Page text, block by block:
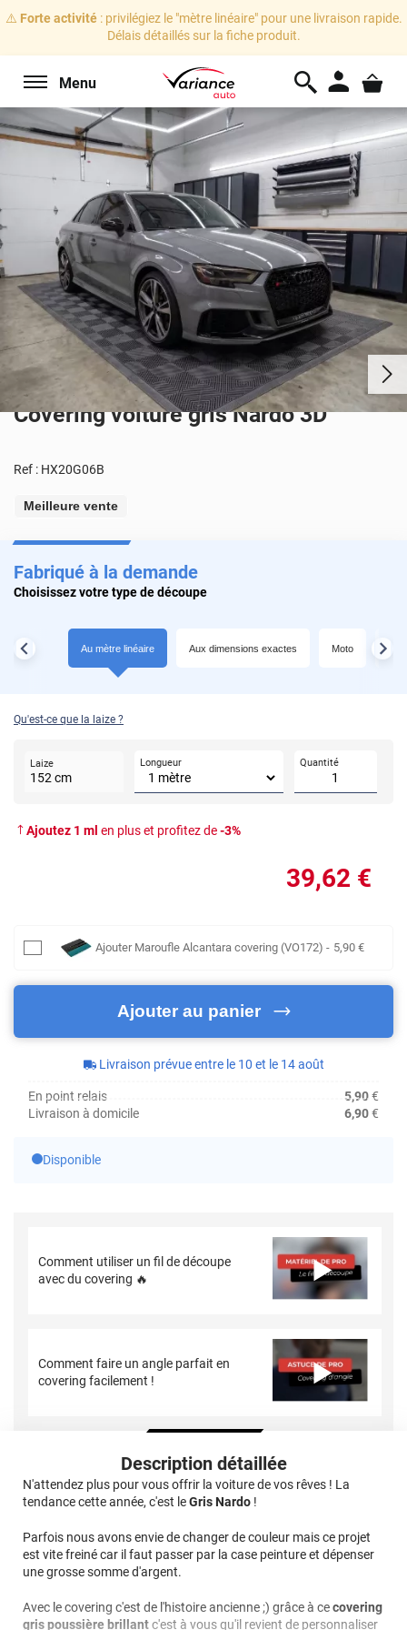
⚠️ Forte activité: privilégiez le "mètre linéaire" pour une livraison rapide.
Délais détaillés sur la fiche produit.
Menu
Covering voiture gris Nardo 3D
Ref : HX20G06B
Meilleure vente
Fabriqué à la demande
Choisissez votre type de découpe
Au mètre linéaire Aux dimensions exactes Moto
Qu'est-ce que la laize ?
Laize
152cm
Longueur Quantité
Ajoutez 1 ml en plus et profitez de-3%
39,62 €
Ajouter Maroufle Alcantara covering (VO172) - 5,90 €
Ajouter au panier
Livraison prévue entre le 10 et le 14 août
En point relais 5,90€
Livraison à domicile
6,90€
Disponible
Comment utiliser un fil de découpe
avec du covering 🔥
Comment faire un angle parfait en
covering facilement !
Description détaillée
N'attendez plus pour vous offrir la voiture de vos rêves ! La
tendance cette année, c'est leGris Nardo !
Parfois nous avons envie de changer de couleur mais ce projet
est vite freiné car il faut passer par la case peinture et dépenser
une grosse somme d'argent.
Avec le covering c'est de l'histoire ancienne ;) grâce à cecovering
gris poussière brillantc'est à vous qu'il revient de personnaliser